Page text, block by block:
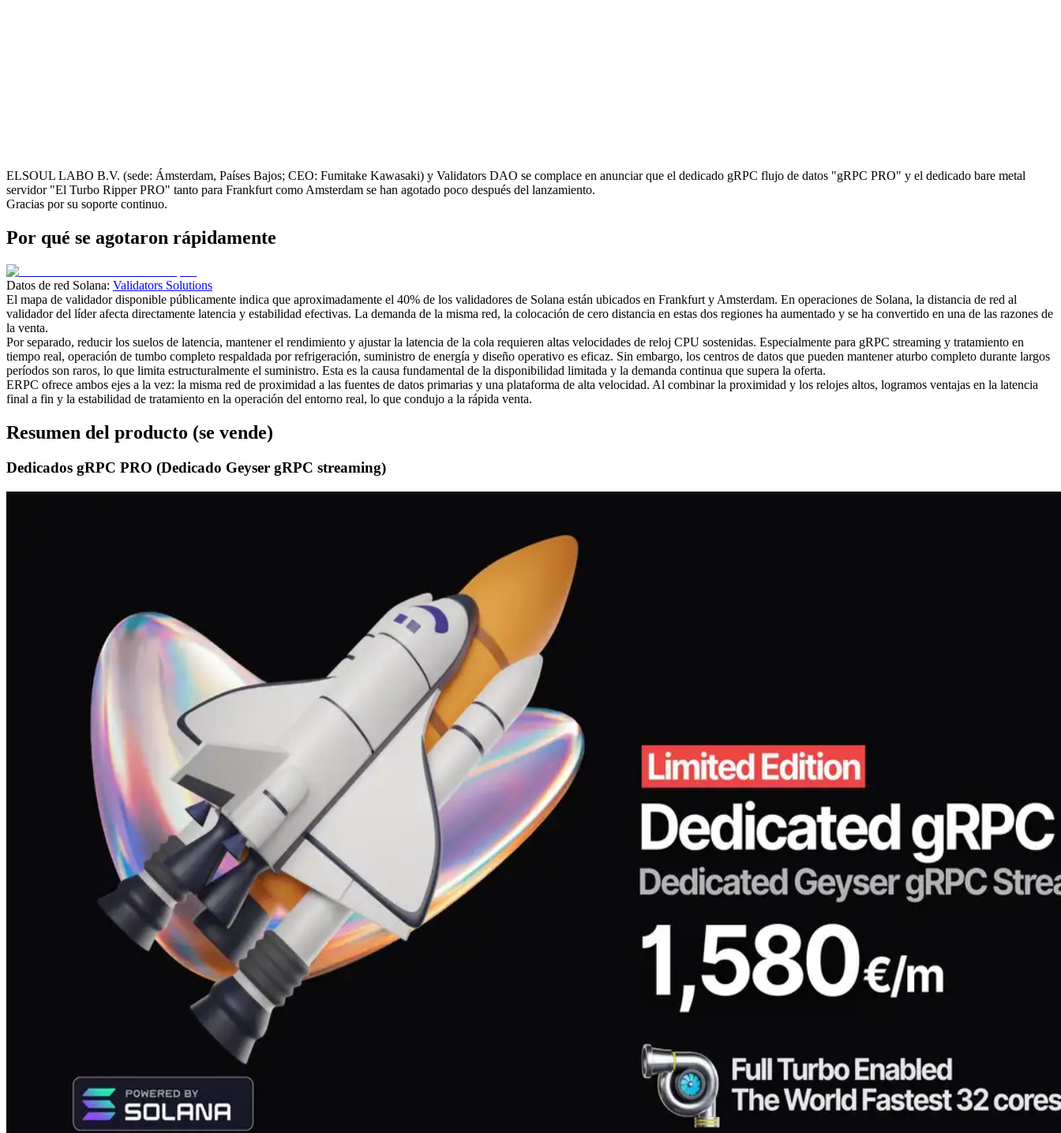
ELSOUL LABO B.V. (sede: Ámsterdam, Países Bajos; CEO: Fumitake Kawasaki) y Validators DAO se complace en anunciar que el dedicado gRPC flujo de datos "gRPC PRO" y el dedicado bare metal
servidor "El Turbo Ripper PRO" tanto para Frankfurt como Amsterdam se han agotado poco después del lanzamiento.
Gracias por su soporte continuo.
Por qué se agotaron rápidamente
Datos de red Solana: Validators Solutions
El mapa de validador disponible públicamente indica que aproximadamente el 40% de los validadores de Solana están ubicados en Frankfurt y Amsterdam. En operaciones de Solana, la distancia de red al
validador del líder afecta directamente latencia y estabilidad efectivas. La demanda de la misma red, la colocación de cero distancia en estas dos regiones ha aumentado y se ha convertido en una de las razones de
la venta.
Por separado, reducir los suelos de latencia, mantener el rendimiento y ajustar la latencia de la cola requieren altas velocidades de reloj CPU sostenidas. Especialmente para gRPC streaming y tratamiento en
tiempo real, operación de tumbo completo respaldada por refrigeración, suministro de energía y diseño operativo es eficaz. Sin embargo, los centros de datos que pueden mantener aturbo completo durante largos
períodos son raros, lo que limita estructuralmente el suministro. Esta es la causa fundamental de la disponibilidad limitada y la demanda continua que supera la oferta.
ERPC ofrece ambos ejes a la vez: la misma red de proximidad a las fuentes de datos primarias y una plataforma de alta velocidad. Al combinar la proximidad y los relojes altos, logramos ventajas en la latencia
final a fin y la estabilidad de tratamiento en la operación del entorno real, lo que condujo a la rápida venta.
Resumen del producto (se vende)
Dedicados gRPC PRO (Dedicado Geyser gRPC streaming)